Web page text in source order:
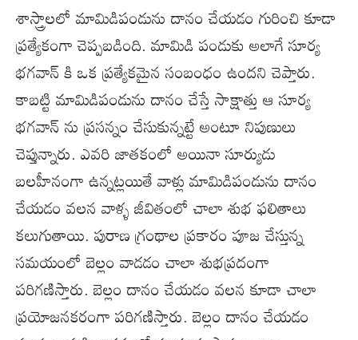
శాస్త్రాలలో మామిడిపండును దానం చేయడం గురించి కూడా
ప్రత్యేకంగా చెప్పబడింది. మామిడి పండుకు అలాగే సూర్య
భగవాన్ కి ఒక ప్రత్యేకమైన సంబంధం ఉందని చెప్తారు.
కాబట్టి మామిడిపండును దానం చేస్తే సాక్షాత్తు ఆ సూర్య
భగవాన్ ను ప్రసన్నం చేసుకున్నట్టే అంటూ నిపుణులు
చెప్తున్నారు. ఎవరి జాతకంలో అయినా సూర్యుడు
బలహీనంగా ఉన్నట్లయితే వాళ్లు మామిడిపండును దానం
చేయడం వలన వాళ్ళ జీవితంలో చాలా శుభ ఫలితాలు
కలుగుతాయి. పురాణ గ్రంథాల ప్రకారం పూజ చేస్తున్న
సమయంలో బెల్లం వాడడం చాలా శుభప్రదంగా
పరిగణిస్తారు. బెల్లం దానం చేయడం వలన కూడా చాలా
ప్రయోజనకరంగా పరిగణిస్తారు. బెల్లం దానం చేయడం